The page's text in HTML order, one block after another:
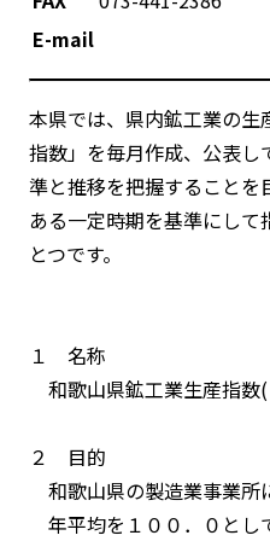
E-mail
本県では、県内鉱工業の
指数」を毎月作成、公表し
準と推移を把握することを
ある一定時期を基準にし
とつです。
１ 名称
和歌山県鉱工業生産指
２ 目的
和歌山県の製造業事業所
年平均を１００．０とし